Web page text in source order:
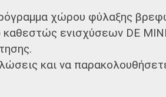
χώρου φύλαξης
ενισχύσεων DE
και να